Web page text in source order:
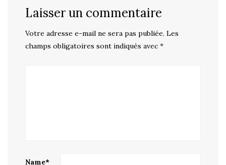
Laisser un commentaire
Votre adresse e-mail ne sera pas publiée. Les
champs obligatoires sont indiqués avec *
Name*